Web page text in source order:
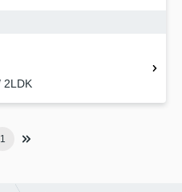
2LDK
1